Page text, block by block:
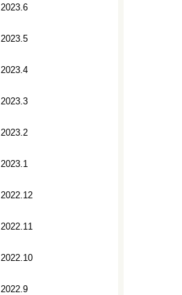
2023.6
2023.5
2023.4
2023.3
2023.2
2023.1
2022.12
2022.11
2022.10
2022.9